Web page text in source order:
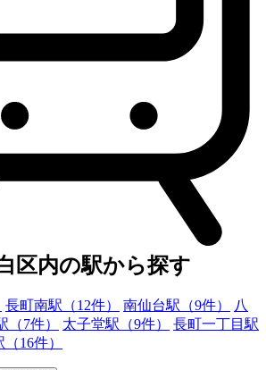
区内の駅から探す
長町南駅（12件） 南仙台駅（9件）
八
（7件）
太子堂駅（9件）
長町一丁目駅
16件）